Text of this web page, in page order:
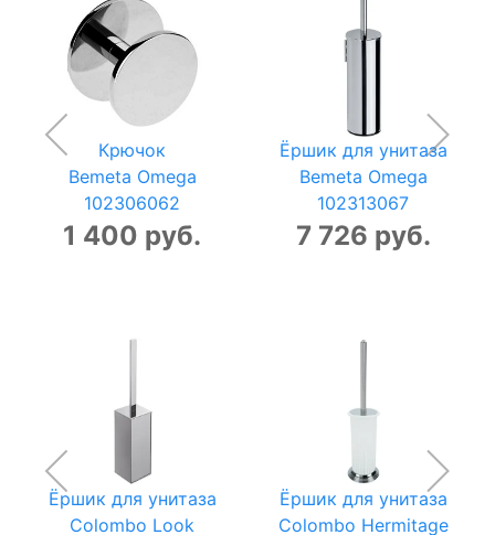
Крючок
Bemeta Omega
102306062
1 400 руб.
Ёршик для унитаза
Bemeta Omega
102313067
7 726 руб.
Ёршик для унитаза
Colombo Look
Ёршик для унитаза
Colombo Hermitage